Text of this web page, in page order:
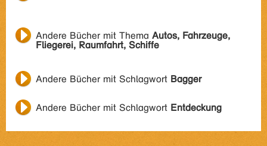
Andere Bücher mit Thema Autos, Fahrzeuge,
Fliegerei, Raumfahrt, Schiffe
Andere Bücher mit Schlagwort Bagger
Andere Bücher mit Schlagwort Entdeckung